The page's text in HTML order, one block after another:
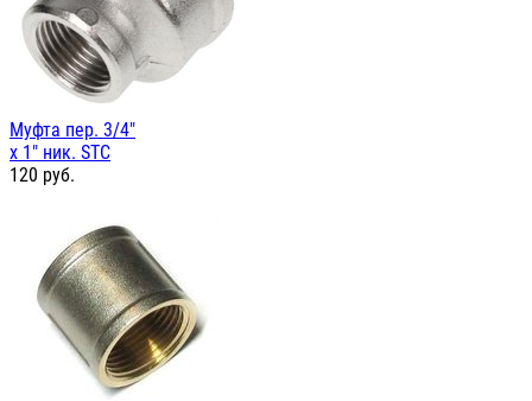
Муфта пер. 3/4"
х 1" ник. STC
120 руб.